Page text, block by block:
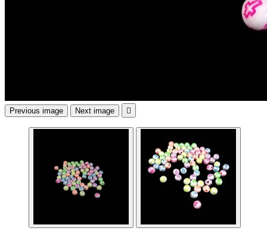
Previous image Next image 